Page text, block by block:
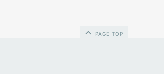
PAGE TOP